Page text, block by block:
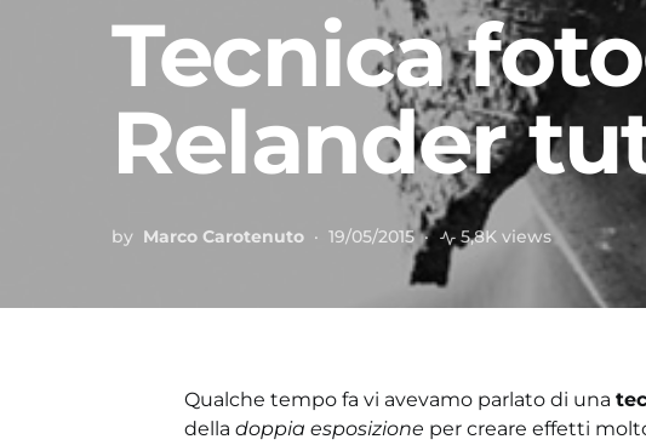
Tecnica
Relander
by Marco Carotenuto 19/05/2015 5,8K views
Qualche tempo fa vi avevamo parlato di una
della doppia esposizione per creare effetti